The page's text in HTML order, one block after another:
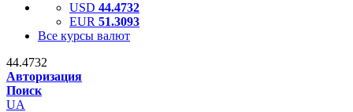
USD 44.4732
EUR 51.3093
Все курсы валют
44.4732
Авторизация
Поиск
UA